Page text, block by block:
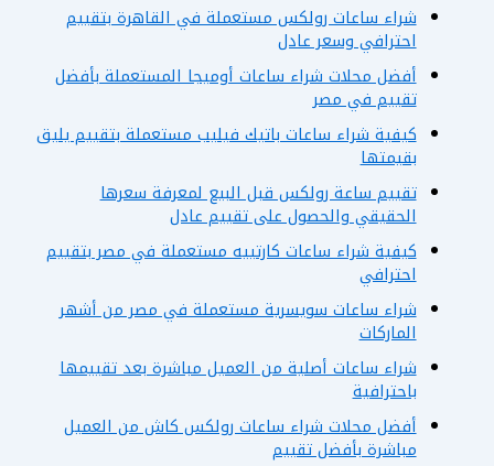
شراء ساعات رولكس مستعملة في القاهرة بتقييم
احترافي وسعر عادل
أفضل محلات شراء ساعات أوميجا المستعملة بأفضل
تقييم في مصر
كيفية شراء ساعات باتيك فيليب مستعملة بتقييم يليق
بقيمتها
تقييم ساعة رولكس قبل البيع لمعرفة سعرها
الحقيقي والحصول على تقييم عادل
كيفية شراء ساعات كارتييه مستعملة في مصر بتقييم
احترافي
شراء ساعات سويسرية مستعملة في مصر من أشهر
الماركات
شراء ساعات أصلية من العميل مباشرة بعد تقييمها
باحترافية
أفضل محلات شراء ساعات رولكس كاش من العميل
مباشرة بأفضل تقييم